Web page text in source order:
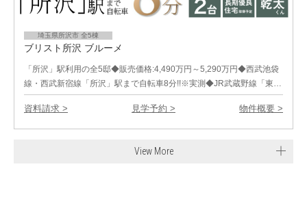
埼玉県所沢市 全5棟
ブリスト所沢 ブルーメ
「所沢」駅利用の全5邸◆販売価格:4,490万円～5,290万円◆西武池袋
線・西武新宿線「所沢」駅まで自転車8分!!※実測◆JR武蔵野線「東…
資料請求 > 見学予約 > 物件概要 >
View More